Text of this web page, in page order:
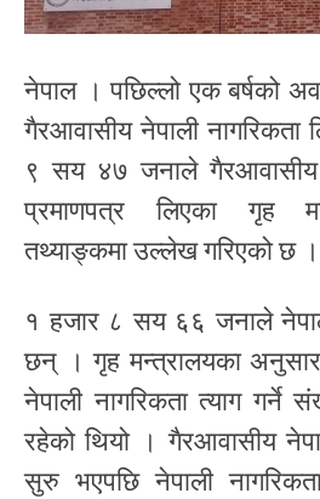
नेपाल । पछिल्लो एक बर्षको
गैरआवासीय नेपाली
९ सय ४७ जनाले गैरआवासीय
प्रमाणपत्र लिएका गृह
तथ्याङ्कमा उल्लेख गरिएको छ ।
१ हजार ८ सय ६६ जनाले
छन् । गृह मन्त्रालयका अनुसार
नेपाली नागरिकता त्याग
रहेको थियो । गैरआवासीय
सुरु भएपछि नेपाली